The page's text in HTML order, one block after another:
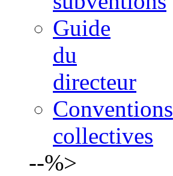
Guide
du
directeur
Conventions
collectives
--%>